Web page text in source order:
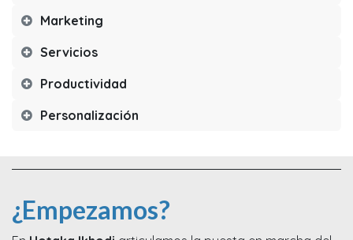
Marketing
Servicios
Productividad
Personalización
¿Empezamos?